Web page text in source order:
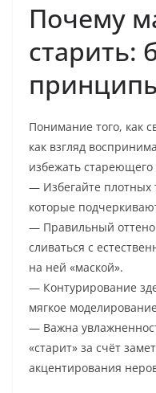
Почему
старить:
Понимание того, как
как взгляд
избежать
— Избегайте плотных
которые
— Правильный
сливаться с
на ней «маской».
— Контурирование
мягкое
— Важна
«старит» за счёт
акцентирования